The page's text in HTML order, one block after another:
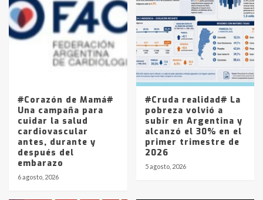
4
joven de Trenque Lauquen
Los precios de los combustibles en
La Pampa, desde YPF hasta Axion
entre 857 a 1338 pesos
#Corazón de Mamá#
Una campaña para
cuidar la salud
cardiovascular
antes, durante y
después del
embarazo
6 agosto, 2026
#Cruda realidad# La
pobreza volvió a
subir en Argentina y
alcanzó el 30% en el
primer trimestre de
2026
5 agosto, 2026